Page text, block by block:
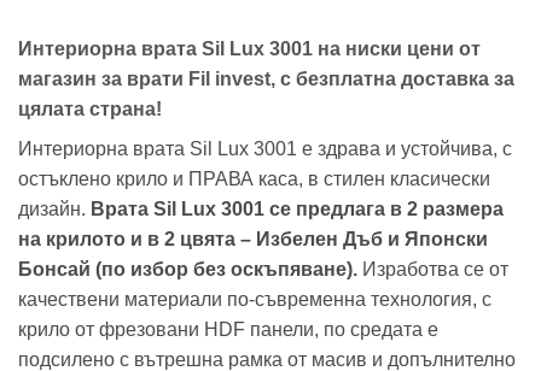
Интериорна врата Sil Lux 3001 на ниски цени от
магазин за врати Fil invest, с безплатна доставка за
цялата страна!
Интериорна врата Sil Lux 3001 е здрава и устойчива, с
остъклено крило и ПРАВА каса, в стилен класически
дизайн. Врата Sil Lux 3001 се предлага в 2 размера
на крилото и в 2 цвята – Избелен Дъб и Японски
Бонсай (по избор без оскъпяване). Изработва се от
качествени материали по-съвременна технология, с
крило от фрезовани HDF панели, по средата е
подсилено с вътрешна рамка от масив и допълнително